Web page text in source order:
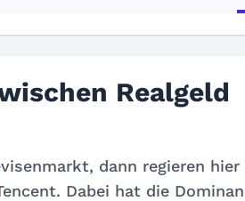
Realgeld
dann regieren hier
Dabei hat die